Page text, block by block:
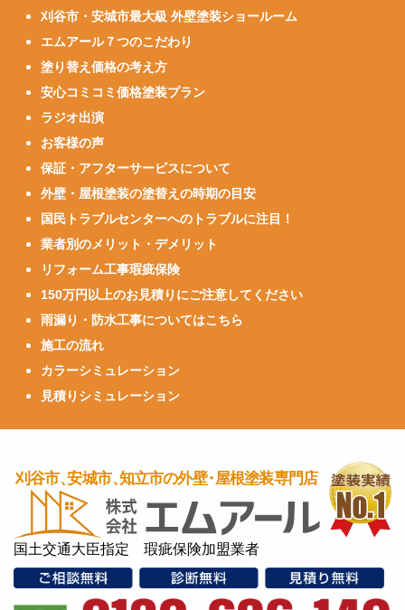
刈谷市・安城市最大級 外壁塗装ショールーム
エムアール７つのこだわり
塗り替え価格の考え方
安心コミコミ価格塗装プラン
ラジオ出演
お客様の声
保証・アフターサービスについて
外壁・屋根塗装の塗替えの時期の目安
国民トラブルセンターへのトラブルに注目！
業者別のメリット・デメリット
リフォーム工事瑕疵保険
150万円以上のお見積りにご注意してください
雨漏り・防水工事についてはこちら
施工の流れ
カラーシミュレーション
見積りシミュレーション
国土交通大臣指定 瑕疵保険加盟業者